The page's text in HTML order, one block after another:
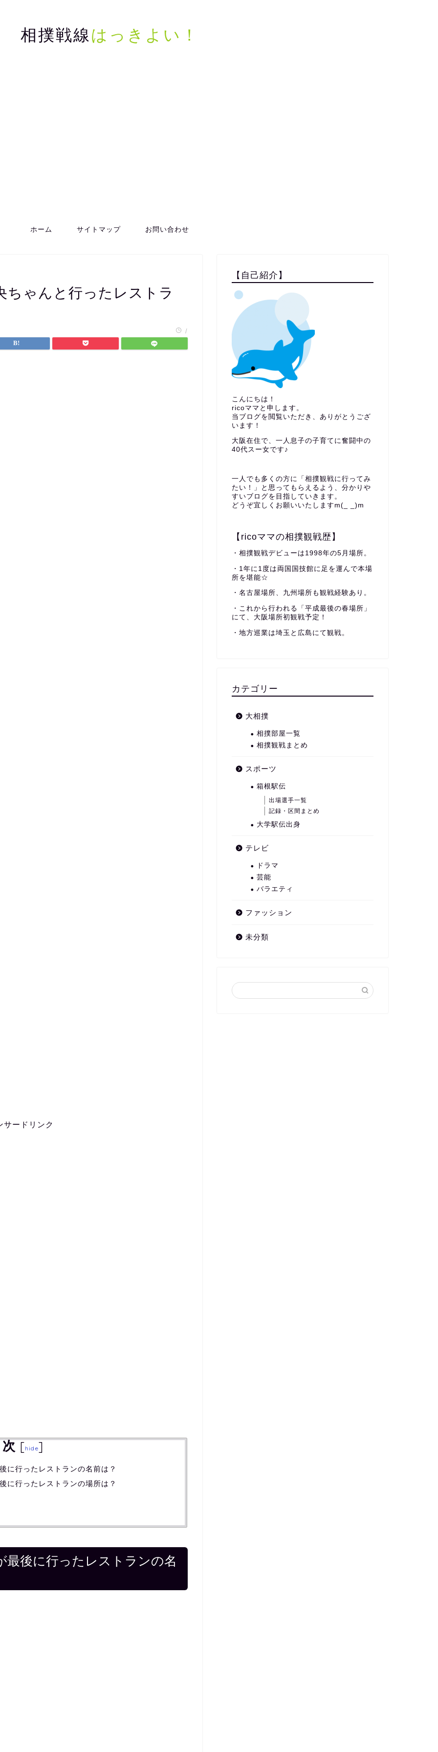
相撲戦線はっきよい！
ホーム サイトマップ お問い合わせ
ちゃんと行ったレストラ
/
サードリンク
[hide]
に行ったレストランの名前は？
に行ったレストランの場所は？
最後に行ったレストランの名
【自己紹介】
こんにちは！
ricoママと申します。
当ブログを閲覧いただき、ありがとうござ
います！
大阪在住で、一人息子の子育てに奮闘中の
40代スー女です♪
一人でも多くの方に「相撲観戦に行ってみ
たい！」と思ってもらえるよう、分かりや
すいブログを目指していきます。
どうぞ宜しくお願いいたしますm(_ _)m
【ricoママの相撲観戦歴】
・相撲観戦デビューは1998年の5月場所。
・1年に1度は両国国技館に足を運んで本場
所を堪能☆
・名古屋場所、九州場所も観戦経験あり。
・これから行われる「平成最後の春場所」
にて、大阪場所初観戦予定！
・地方巡業は埼玉と広島にて観戦。
カテゴリー
大相撲
相撲部屋一覧
相撲観戦まとめ
スポーツ
箱根駅伝
出場選手一覧
記録・区間まとめ
大学駅伝出身
テレビ
ドラマ
芸能
バラエティ
ファッション
未分類